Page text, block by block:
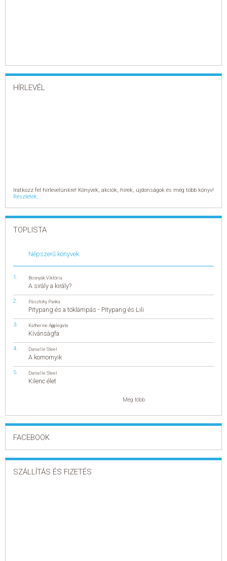
HÍRLEVÉL
Iratkozz fel hírlevelünkre! Könyvek, akciók, hírek, újdonságok és még több könyv!
Részletek...
TOPLISTA
Népszerű könyvek
Bosnyák Viktória
A sirály a király?
Pásztohy Panka
Pitypang és a töklámpás - Pitypang és Lili
Katherine Applegate
Kívánságfa
Danielle Steel
A komornyik
Danielle Steel
Kilenc élet
Még több
FACEBOOK
SZÁLLÍTÁS ÉS FIZETÉS